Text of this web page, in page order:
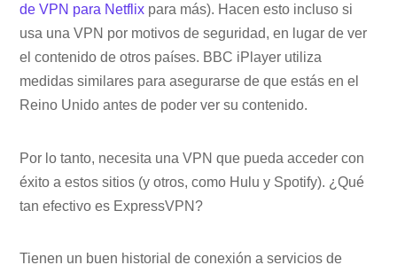
de VPN para Netflix para más). Hacen esto incluso si
usa una VPN por motivos de seguridad, en lugar de ver
el contenido de otros países. BBC iPlayer utiliza
medidas similares para asegurarse de que estás en el
Reino Unido antes de poder ver su contenido.
Por lo tanto, necesita una VPN que pueda acceder con
éxito a estos sitios (y otros, como Hulu y Spotify). ¿Qué
tan efectivo es ExpressVPN?
Tienen un buen historial de conexión a servicios de